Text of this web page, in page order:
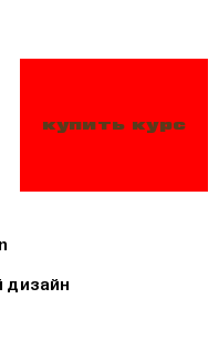
купить курс
дизайн